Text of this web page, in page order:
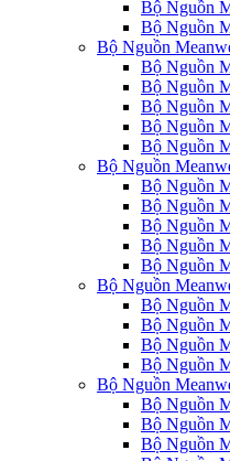
Bộ Nguồn
Bộ Nguồn
Bộ Nguồn
Bộ Nguồn
Bộ Nguồn
Bộ Nguồn
Bộ Nguồn
Bộ Nguồn
Bộ Nguồn
Bộ Nguồn
Bộ Nguồn
Bộ Nguồn
Bộ Nguồn
Bộ Nguồn
Bộ Nguồn
Bộ Nguồn
Bộ Nguồn
Bộ Nguồn
Bộ Nguồn
Bộ Nguồn
Bộ Nguồn
Bộ Nguồn
Bộ Nguồn